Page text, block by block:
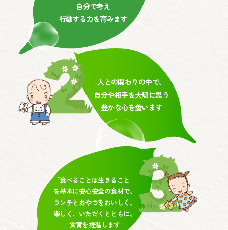
自分で考え
行動する力を育みます
人との関わりの中で、
自分や相手を大切に思う
豊かな心を養います
「食べることは生きること」
を基本に安心安全の食材で、
ランチとおやつをおいしく、
楽しく、いただくとともに、
食育を推進します